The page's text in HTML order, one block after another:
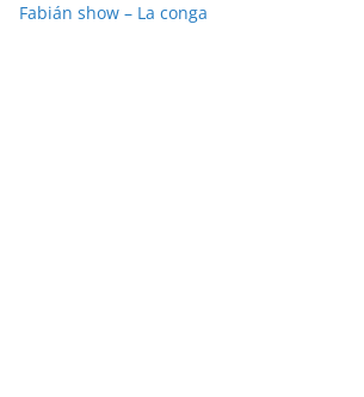
Fabián show – La conga